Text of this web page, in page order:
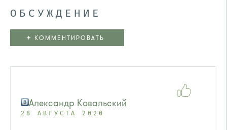
ОБСУЖДЕНИЕ
+ КОММЕНТИРОВАТЬ
Александр Ковальский
28 АВГУСТА 2020